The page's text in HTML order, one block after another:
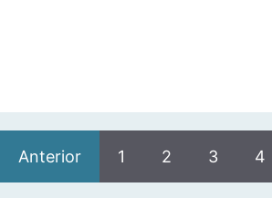
Anterior 1 2 3 4